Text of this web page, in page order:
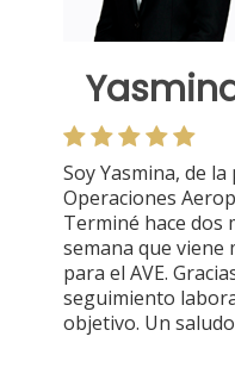
Soy Yasmina, de
Operaciones
Terminé hace dos
semana que viene
para el AVE.
seguimiento
objetivo. Un